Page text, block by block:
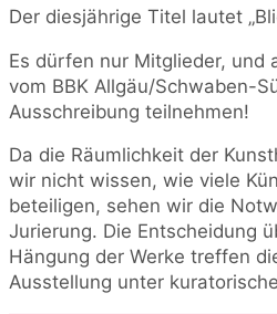
Der diesjährige Titel lautet
Es dürfen nur Mitglieder, und
vom BBK Allgäu/Schwaben-
Ausschreibung teilnehmen!
Da die Räumlichkeit der
wir nicht wissen, wie viele
beteiligen, sehen wir die
Jurierung. Die Entscheidung
Hängung der Werke treffen
Ausstellung unter